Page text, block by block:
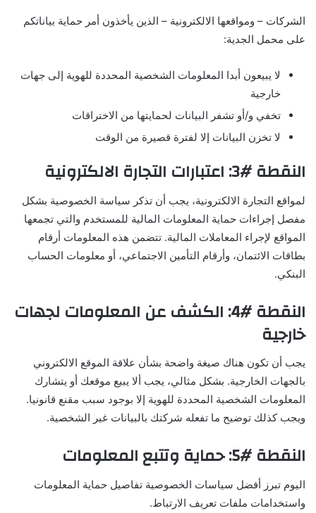
الشركات – ومواقعها الالكترونية – الذين يأخذون أمر حماية بياناتكم
على محمل الجدية:
لا يبيعون أبدا المعلومات الشخصية المحددة للهوية إلى جهات
خارجية
تخفي و/أو تشفر البيانات لحمايتها من الاختراقات
لا تخزن البيانات إلا لفترة قصيرة من الوقت
النقطة #3: اعتبارات التجارة الالكترونية
لمواقع التجارة الالكترونية، يجب أن تذكر سياسة الخصوصية بشكل
مفصل إجراءات حماية المعلومات المالية للمستخدم والتي تجمعها
المواقع لإجراء المعاملات المالية. تتضمن هذه المعلومات أرقام
بطاقات الائتمان، وأرقام التأمين الاجتماعي، أو معلومات الحساب
البنكي.
النقطة #4: الكشف عن المعلومات لجهات
خارجية
يجب أن تكون هناك صيغة واضحة بشأن علاقة الموقع الالكتروني
بالجهات الخارجية. بشكل مثالي، يجب ألا يبيع موقعك أو يتشارك
المعلومات الشخصية المحددة للهوية إلا بوجود سبب مقنع قانونيا.
ويجب كذلك توضيح ما تفعله شركتك بالبيانات غير الشخصية.
النقطة #5: حماية وتتبع المعلومات
اليوم تبرز أفضل سياسات الخصوصية تفاصيل حماية المعلومات
واستخدامات ملفات تعريف الارتباط.